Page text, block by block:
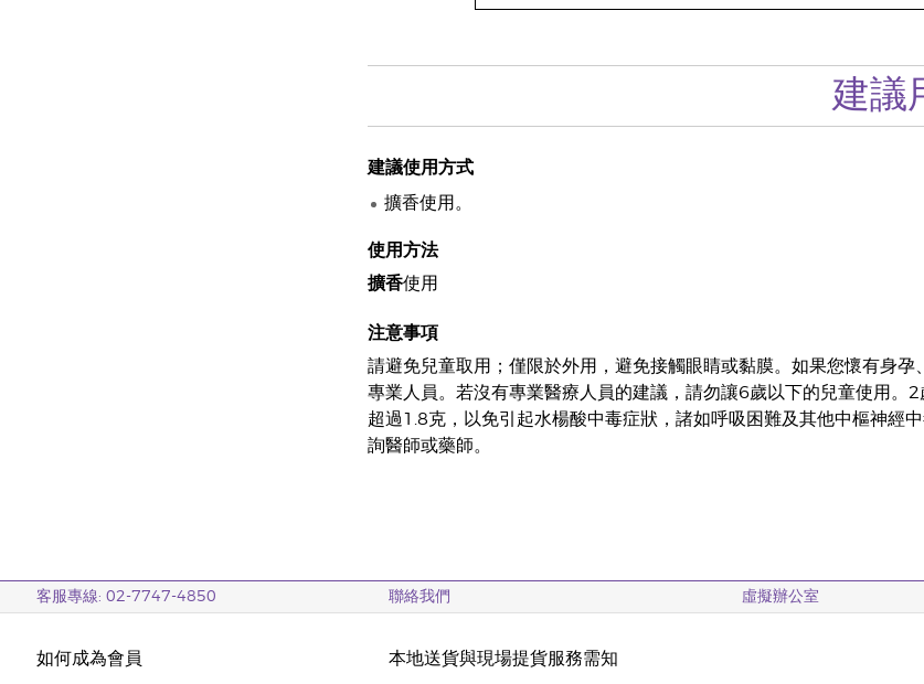
建議
建議使用方式
擴香使用。
使用方法
擴香使用
注意事項
請避免兒童取用；僅限於外用，避免接觸眼睛或黏膜。如果您懷有身
專業人員。若沒有專業醫療人員的建議，請勿讓6歲以下的兒童使用。
超過1.8克，以免引起水楊酸中毒症狀，諸如呼吸困難及其他中樞神經
詢醫師或藥師。
客服專線: 02-7747-4850 聯絡我們 虛擬辦公室
如何成為會員 本地送貨與現場提貨服務需知